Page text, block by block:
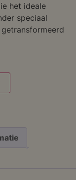
het ideale
speciaal